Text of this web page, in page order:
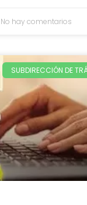
No hay comentarios
SUBDIRECCIÓN DE